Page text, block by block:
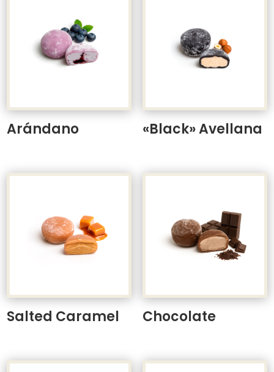
Arándano «Black» Avellana
Salted Caramel Chocolate